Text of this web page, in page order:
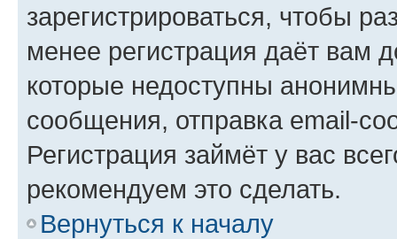
зарегистрироваться, чтобы
менее регистрация даёт вам
которые недоступны
сообщения, отправка email-
Регистрация займёт у вас
рекомендуем это сделать.
Вернуться к началу